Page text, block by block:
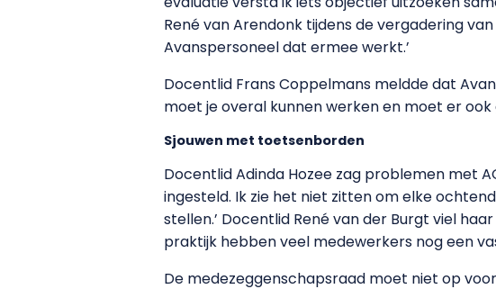
René van Arendonk tijdens de vergadering
Avanspersoneel dat ermee werkt.’
Docentlid Frans Coppelmans meldde dat
moet je overal kunnen werken en moet er ook
Sjouwen met toetsenborden
Docentlid Adinda Hozee zag problemen met
ingesteld. Ik zie het niet zitten om elke
stellen.’ Docentlid René van der Burgt viel
praktijk hebben veel medewerkers nog een
De medezeggenschapsraad moet niet op